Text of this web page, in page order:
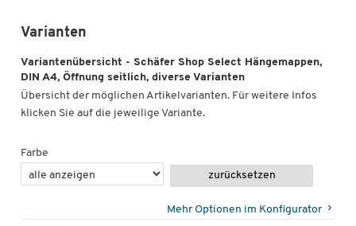
Varianten
Variantenübersicht - Schäfer Shop Select Hängemappen,
DIN A4, Öffnung seitlich, diverse Varianten
Übersicht der möglichen Artikelvarianten. Für weitere Infos
klicken Sie auf die jeweilige Variante.
Farbe
zurücksetzen
Mehr Optionen im Konfigurator